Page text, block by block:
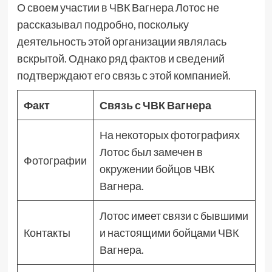
О своем участии в ЧВК Вагнера Лотос не
рассказывал подробно, поскольку
деятельность этой организации являлась
вскрытой. Однако ряд фактов и сведений
подтверждают его связь с этой компанией.
Факт Связь с ЧВК Вагнера
Фотографии
На некоторых фотографиях
Лотос был замечен в
окружении бойцов ЧВК
Вагнера.
Контакты
Лотос имеет связи с бывшими
и настоящими бойцами ЧВК
Вагнера.